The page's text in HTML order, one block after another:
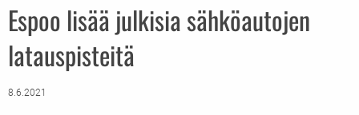
Espoo lisää julkisia sähköautojen
latauspisteitä
8.6.2021